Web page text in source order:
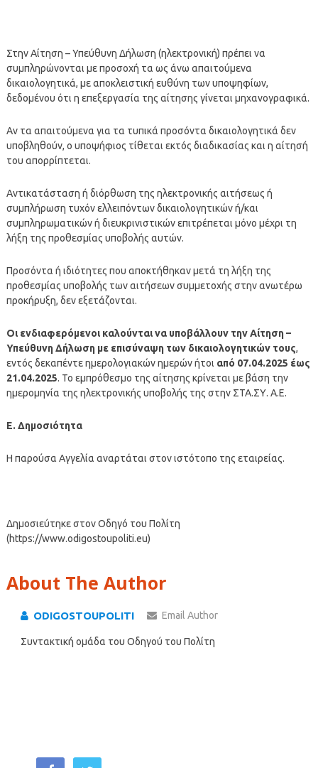
Στην Αίτηση – Υπεύθυνη Δήλωση (ηλεκτρονική) πρέπει να
συμπληρώνονται με προσοχή τα ως άνω απαιτούμενα
δικαιολογητικά, με αποκλειστική ευθύνη των υποψηφίων,
δεδομένου ότι η επεξεργασία της αίτησης γίνεται μηχανογραφικά.
Αν τα απαιτούμενα για τα τυπικά προσόντα δικαιολογητικά δεν
υποβληθούν, ο υποψήφιος τίθεται εκτός διαδικασίας και η αίτησή
του απορρίπτεται.
Αντικατάσταση ή διόρθωση της ηλεκτρονικής αιτήσεως ή
συμπλήρωση τυχόν ελλειπόντων δικαιολογητικών ή/και
συμπληρωματικών ή διευκρινιστικών επιτρέπεται μόνο μέχρι τη
λήξη της προθεσμίας υποβολής αυτών.
Προσόντα ή ιδιότητες που αποκτήθηκαν μετά τη λήξη της
προθεσμίας υποβολής των αιτήσεων συμμετοχής στην ανωτέρω
προκήρυξη, δεν εξετάζονται.
Οι ενδιαφερόμενοι καλούνται να υποβάλλουν την Αίτηση –
Υπεύθυνη Δήλωση με επισύναψη των δικαιολογητικών τους,
εντός δεκαπέντε ημερολογιακών ημερών ήτοι από 07.04.2025 έως
21.04.2025. Το εμπρόθεσμο της αίτησης κρίνεται με βάση την
ημερομηνία της ηλεκτρονικής υποβολής της στην ΣΤΑ.ΣΥ. Α.Ε.
Ε. Δημοσιότητα
Η παρούσα Αγγελία αναρτάται στον ιστότοπο της εταιρείας.
Δημοσιεύτηκε στον Οδηγό του Πολίτη
(https://www.odigostoupoliti.eu)
About The Author
ODIGOSTOUPOLITI Email Author
Συντακτική ομάδα του Οδηγού του Πολίτη